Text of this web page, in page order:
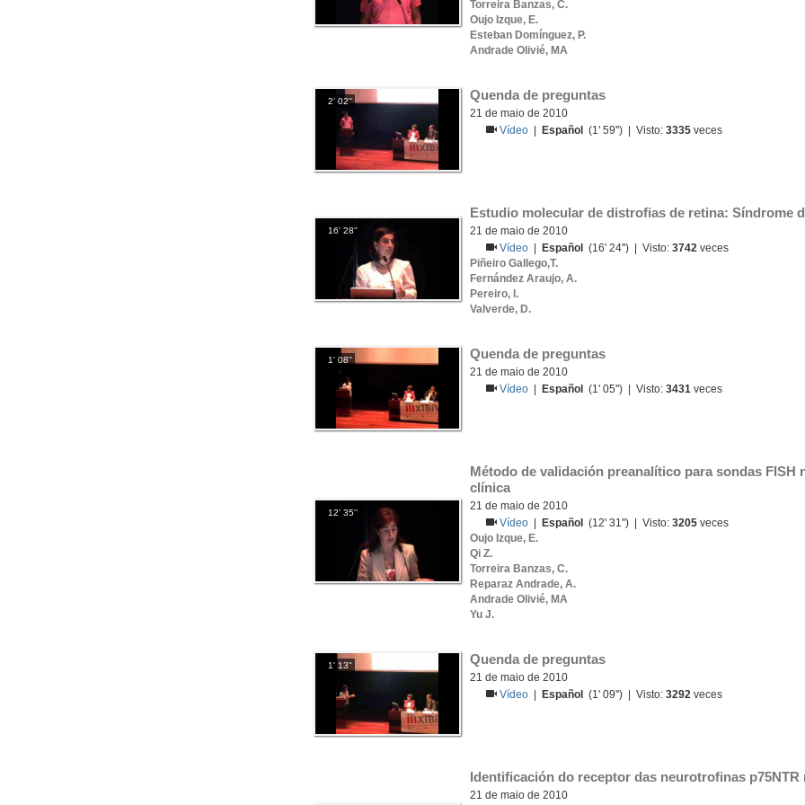
Torreira Banzas, C.
Oujo Izque, E.
Esteban Domínguez, P.
Andrade Olivié, MA
2' 02'' Quenda de preguntas
21 de maio de 2010
Vídeo
Español (1' 59'') | Visto:3335 veces
16' 28''
Estudio molecular de distrofias de retina: Síndrome
21 de maio de 2010
Vídeo
Español (16' 24'') | Visto:3742 veces
Piñeiro Gallego,T.
Fernández Araujo, A.
Pereiro, I.
Valverde, D.
1' 08'' Quenda de preguntas
21 de maio de 2010
Vídeo
Español (1' 05'') | Visto:3431 veces
12' 35''
Método de validación preanalítico para sondas FISH
clínica
21 de maio de 2010
Vídeo
Español (12' 31'') | Visto:3205 veces
Oujo Izque, E.
Qi Z.
Torreira Banzas, C.
Reparaz Andrade, A.
Andrade Olivié, MA
Yu J.
1' 13'' Quenda de preguntas
21 de maio de 2010
Vídeo
Español (1' 09'') | Visto:3292 veces
Identificación do receptor das neurotrofinas
21 de maio de 2010